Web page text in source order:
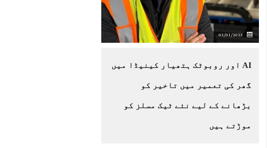
03/01/2025
AI اور روبوٹک ہتھیار کینیڈا میں
گھر کی تعمیر میں تاخیر کو
بڑھانے کے لیے نئے ٹیک مسلز کو
موڑتے ہیں